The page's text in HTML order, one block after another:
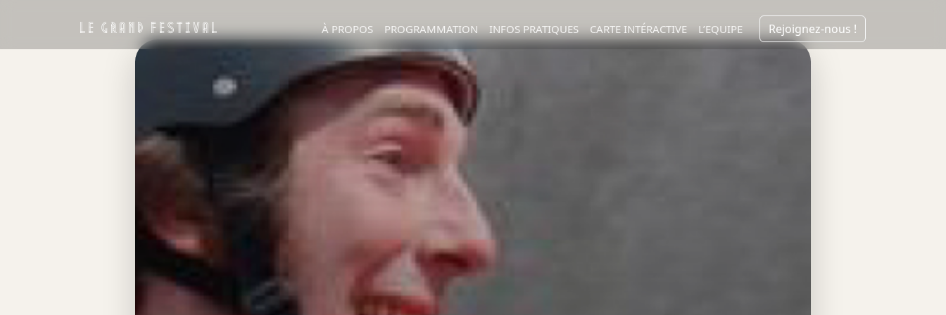
LE GRAND FESTIVAL À PROPOS PROGRAMMATION INFOS PRATIQUES CARTE INTÉRACTIVE L’EQUIPE Rejoignez-nous !